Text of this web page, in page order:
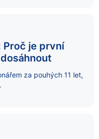
Proč je první
za pouhých 11 let,